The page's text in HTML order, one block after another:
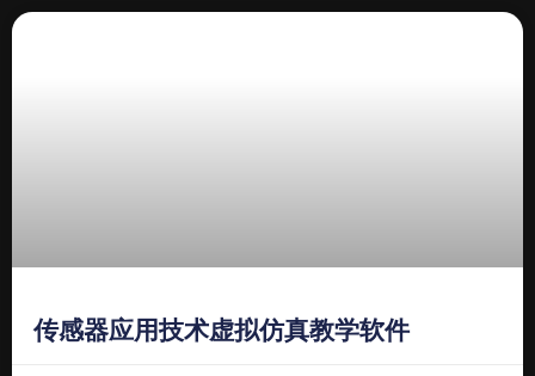
传感器应用技术虚拟仿真教学软件